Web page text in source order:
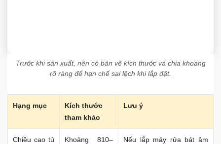
Trước khi sản xuất, nên có bản vẽ kích thước và chia khoang
rõ ràng để hạn chế sai lệch khi lắp đặt.
Hạng mục
Kích thước
tham khảo
Lưu ý
Chiều cao tủ
Khoảng 810–
Nếu lắp máy rửa bát âm